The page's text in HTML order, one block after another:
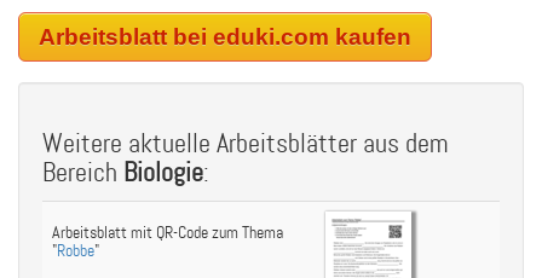
Arbeitsblatt bei eduki.com kaufen
Weitere aktuelle Arbeitsblätter aus dem
Bereich Biologie:
Arbeitsblatt mit QR-Code zum Thema
"Robbe"